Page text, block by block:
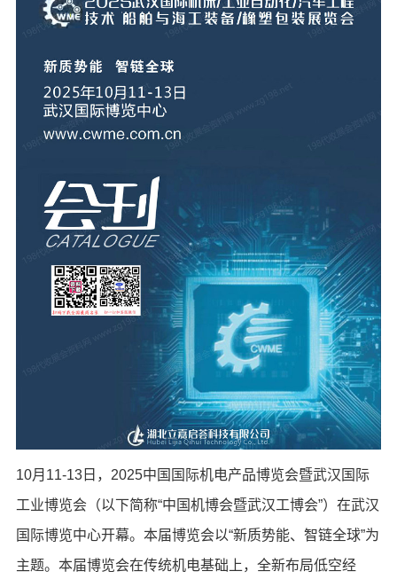
10月11-13日，2025中国国际机电产品博览会暨武汉国际
工业博览会（以下简称“中国机博会暨武汉工博会”）在武汉
国际博览中心开幕。本届博览会以“新质势能、智链全球”为
主题。本届博览会在传统机电基础上，全新布局低空经